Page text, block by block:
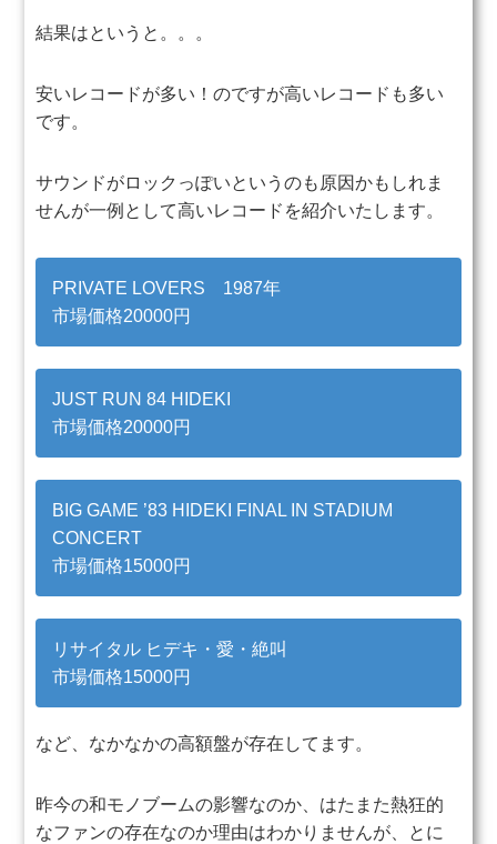
結果はというと。。。
安いレコードが多い！のですが高いレコードも多い
です。
サウンドがロックっぽいというのも原因かもしれま
せんが一例として高いレコードを紹介いたします。
PRIVATE LOVERS 1987年
市場価格20000円
JUST RUN 84 HIDEKI
市場価格20000円
BIG GAME ’83 HIDEKI FINAL IN STADIUM
CONCERT
市場価格15000円
リサイタル ヒデキ・愛・絶叫
市場価格15000円
など、なかなかの高額盤が存在してます。
昨今の和モノブームの影響なのか、はたまた熱狂的
なファンの存在なのか理由はわかりませんが、とに